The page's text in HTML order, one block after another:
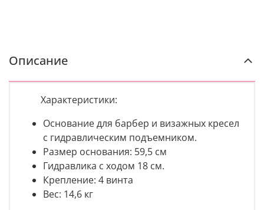
Описание
Характеристики:
Основание для барбер и визажных кресел
с гидравлическим подъемником.
Размер основания: 59,5 см
Гидравлика с ходом 18 см.
Крепление: 4 винта
Вес: 14,6 кг